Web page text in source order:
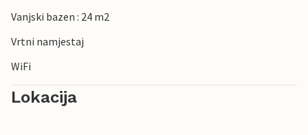
Vanjski bazen : 24 m2
Vrtni namjestaj
WiFi
Lokacija